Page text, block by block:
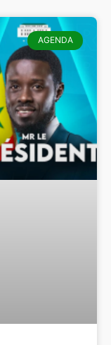
AGENDA